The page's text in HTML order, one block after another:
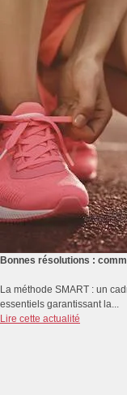
Bonnes résolutions :
La méthode SMART : un
essentiels garantissant la...
Lire cette actualité